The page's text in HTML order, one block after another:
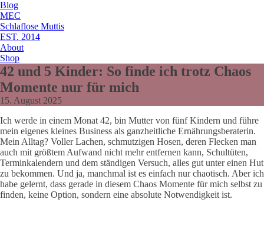
Blog
MEC
Schlaflose Muttis
EST. 2014
About
Shop
42 und 5 Kinder: So finde ich trotz Chaos
Momente nur für mich
15. August 2025
Ich werde in einem Monat 42, bin Mutter von fünf Kindern und führe
mein eigenes kleines Business als ganzheitliche Ernährungsberaterin.
Mein Alltag? Voller Lachen, schmutzigen Hosen, deren Flecken man
auch mit größtem Aufwand nicht mehr entfernen kann, Schultüten,
Terminkalendern und dem ständigen Versuch, alles gut unter einen Hut
zu bekommen. Und ja, manchmal ist es einfach nur chaotisch. Aber ich
habe gelernt, dass gerade in diesem Chaos Momente für mich selbst zu
finden, keine Option, sondern eine absolute Notwendigkeit ist.